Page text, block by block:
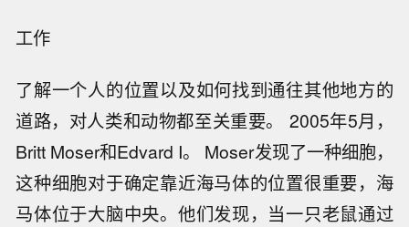
工作
了解一个人的位置以及如何找到通往其他地方的
道路，对人类和动物都至关重要。 2005年5月，
Britt Moser和Edvard I。 Moser发现了一种细胞，
这种细胞对于确定靠近海马体的位置很重要，海
马体位于大脑中央。他们发现，当一只老鼠通过